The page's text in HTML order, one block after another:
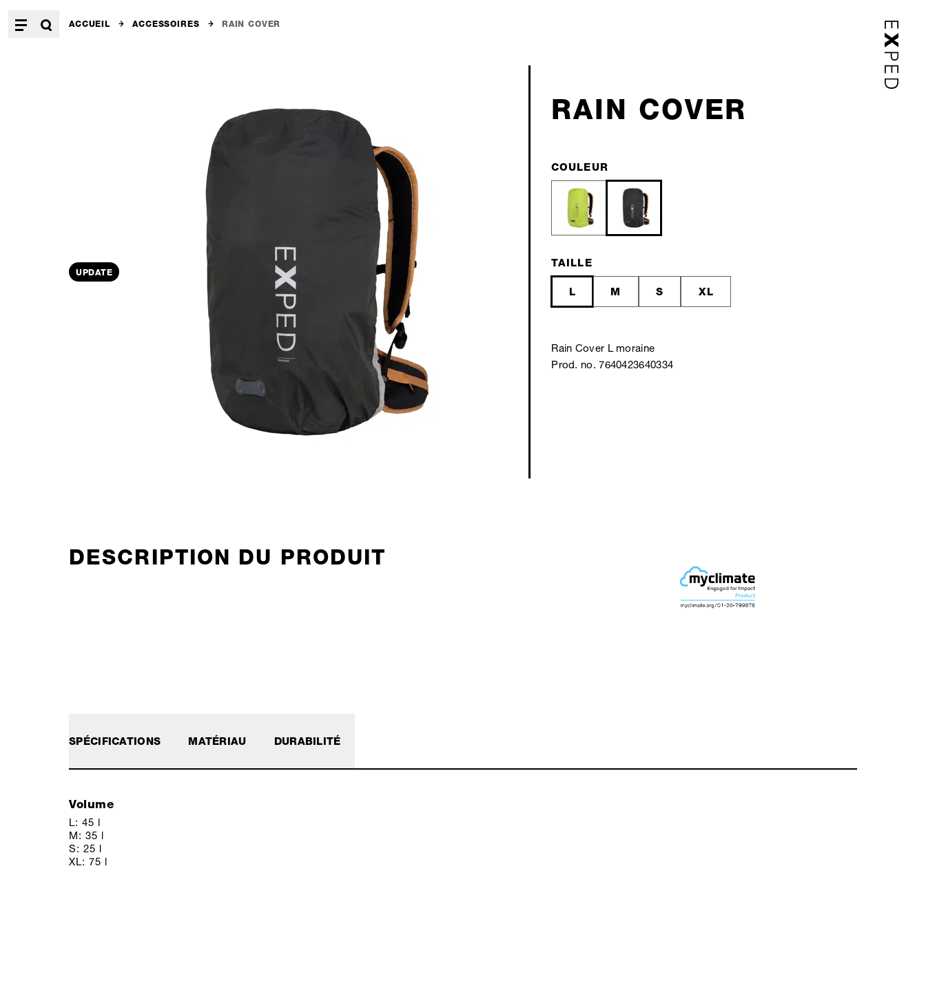
ACCUEIL ACCESSOIRES RAIN COVER
UPDATE
RAIN COVER
COULEUR
TAILLE
L M S XL
Rain Cover L moraine
Prod. no. 7640423640334
DESCRIPTION DU PRODUIT
SPÉCIFICATIONS
Volume
L: 45 l
M: 35 l
S: 25 l
XL: 75 l
MATÉRIAU DURABILITÉ